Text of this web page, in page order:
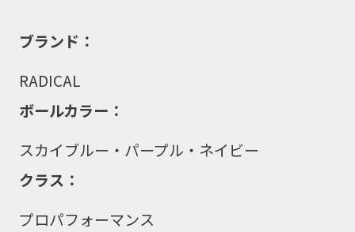
ブランド：
RADICAL
ボールカラー：
スカイブルー・パープル・ネイビー
クラス：
プロパフォーマンス